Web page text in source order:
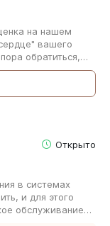
на нашем
вашего
обратиться,
Открыто
в системах
и для этого
обслуживание